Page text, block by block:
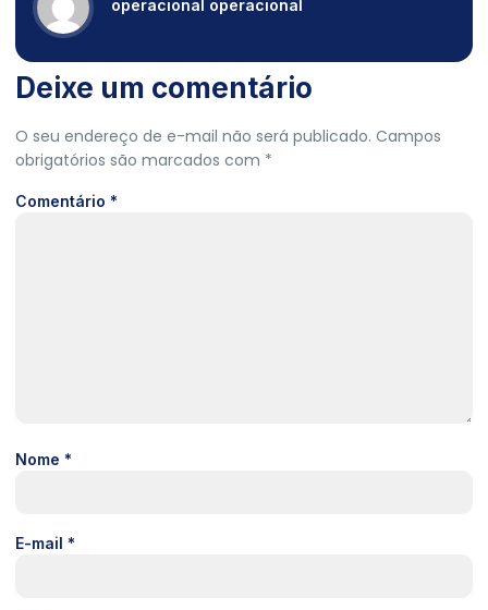
operacional operacional
Deixe um comentário
O seu endereço de e-mail não será publicado. Campos
obrigatórios são marcados com *
Comentário *
Nome *
E-mail *